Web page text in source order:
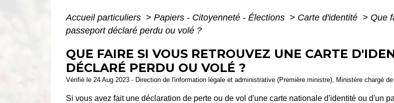
Accueil particuliers > Papiers - Citoyenneté - Élections > Carte d'identité > Que
passeport déclaré perdu ou volé ?
QUE FAIRE SI VOUS RETROUVEZ UNE CARTE
DÉCLARÉ PERDU OU VOLÉ ?
Vérifié le 24 Aug 2023 - Direction de l'information légale et administrative (Première ministre), Ministère chargé
Si vous avez fait une déclaration de perte ou de vol d'une carte nationale d'identité ou d'un